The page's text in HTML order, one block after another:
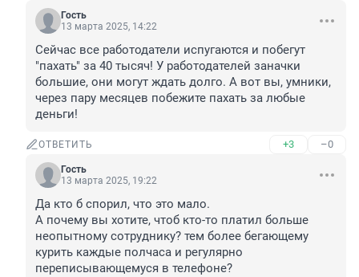
Гость
13 марта 2025, 14:22
Сейчас все работодатели испугаются и побегут
"пахать" за 40 тысяч! У работодателей заначки
большие, они могут ждать долго. А вот вы, умники,
через пару месяцев побежите пахать за любые
деньги!
ОТВЕТИТЬ +3 –0
Гость
13 марта 2025, 19:22
Да кто б спорил, что это мало.
А почему вы хотите, чтоб кто-то платил больше
неопытному сотруднику? тем более бегающему
курить каждые полчаса и регулярно
переписывающемуся в телефоне?